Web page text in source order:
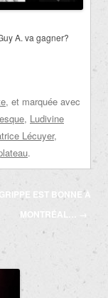
A. va gagner?
, et marquée avec
, Ludivine
Lécuyer,
.
EST BONNE À
MONTRÉAL…
→